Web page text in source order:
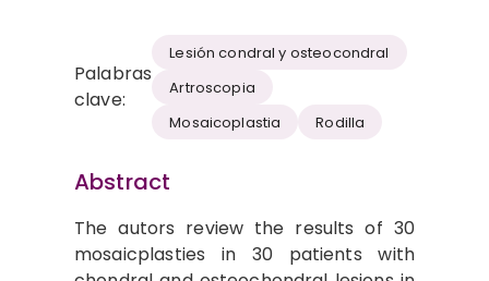
Palabras
clave:
Lesión condral y osteocondral
Artroscopia
Mosaicoplastia
Rodilla
Abstract
The autors review the results of 30
mosaicplasties in 30 patients with